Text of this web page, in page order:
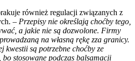
również regulacji związanych z
– Przepisy nie określają choćby tego,
a jakie nie są dozwolone. Firmy
na własną rękę zza granicy.
kwestii są potrzebne choćby ze
stosowane podczas balsamacji